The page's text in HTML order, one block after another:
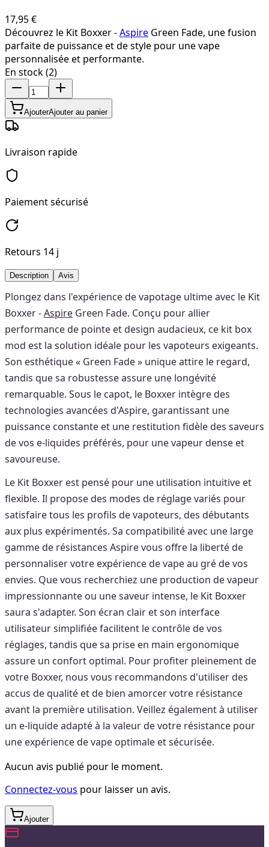
17,95 €
Découvrez le Kit Boxxer -Aspire Green Fade, une fusion
parfaite de puissance et de style pour une vape
personnalisée et performante.
En stock (2)
AjouterAjouter au panier
Livraison rapide
Paiement sécurisé
Retours 14 j
Description Avis
Plongez dans l'expérience de vapotage ultime avec le Kit
Boxxer -Aspire Green Fade. Conçu pour allier
performance de pointe et design audacieux, ce kit box
mod est la solution idéale pour les vapoteurs exigeants.
Son esthétique « Green Fade » unique attire le regard,
tandis que sa robustesse assure une longévité
remarquable. Sous le capot, le Boxxer intègre des
technologies avancées d'Aspire, garantissant une
puissance constante et une restitution fidèle des saveurs
de vos e-liquides préférés, pour une vapeur dense et
savoureuse.
Le Kit Boxxer est pensé pour une utilisation intuitive et
flexible. Il propose des modes de réglage variés pour
satisfaire tous les profils de vapoteurs, des débutants
aux plus expérimentés. Sa compatibilité avec une large
gamme de résistances Aspire vous offre la liberté de
personnaliser votre expérience de vape au gré de vos
envies. Que vous recherchiez une production de vapeur
impressionnante ou une saveur intense, le Kit Boxxer
saura s'adapter. Son écran clair et son interface
utilisateur simplifiée facilitent le contrôle de vos
réglages, tandis que sa prise en main ergonomique
assure un confort optimal. Pour profiter pleinement de
votre Boxxer, nous vous recommandons d'utiliser des
accus de qualité et de bien amorcer votre résistance
avant la première utilisation. Veillez également à utiliser
un e-liquide adapté à la valeur de votre résistance pour
une expérience de vape optimale et sécurisée.
Aucun avis publié pour le moment.
Connectez-vous pour laisser un avis.
Ajouter